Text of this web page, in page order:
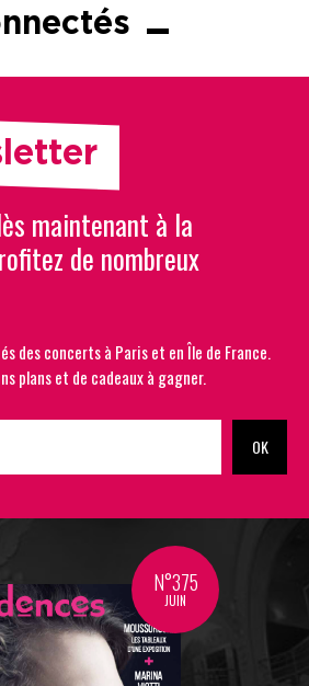
maintenant à la
de nombreux
des concerts à Paris et en Île de France.
plans et de cadeaux à gagner.
OK
N°375
JUIN